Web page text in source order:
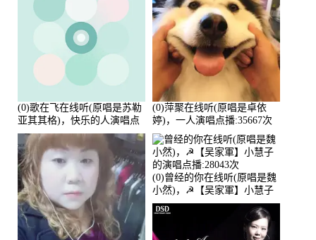
(0)歌在飞在线听(原唱是苏勒
亚其其格)，快乐的人演唱点
播:36次
(0)萍聚在线听(原唱是卓依
婷)，一人演唱点播:35667次
(0)曾经的你在线听(原唱是魏
小然)，☭【吴家軍】小慧子
的演唱点播:28043次